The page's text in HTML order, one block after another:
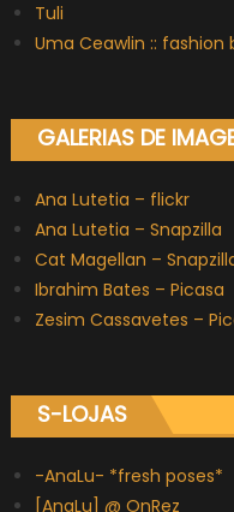
Tuli
Uma Ceawlin :: fashion
GALERIAS DE
Ana Lutetia – flickr
Ana Lutetia – Snapzilla
Cat Magellan –
Ibrahim Bates – Picasa
Zesim Cassavetes –
S-LOJAS
-AnaLu- *fresh poses*
[AnaLu] @ OnRez